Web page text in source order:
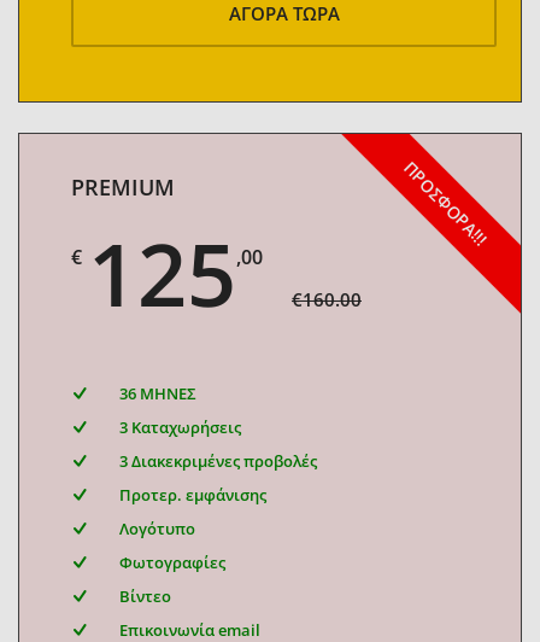
ΑΓΟΡΑ ΤΩΡΑ
PREMIUM
€ 125,00
€160.00
36 ΜΗΝΕΣ
3 Καταχωρήσεις
3 Διακεκριμένες προβολές
Προτερ. εμφάνισης
Λογότυπο
Φωτογραφίες
Βίντεο
Επικοινωνία email
ΠΡΟΣΦΟΡΑ!!!